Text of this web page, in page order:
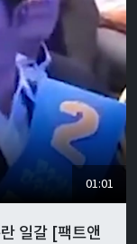
01:01
일갈 [팩트앤